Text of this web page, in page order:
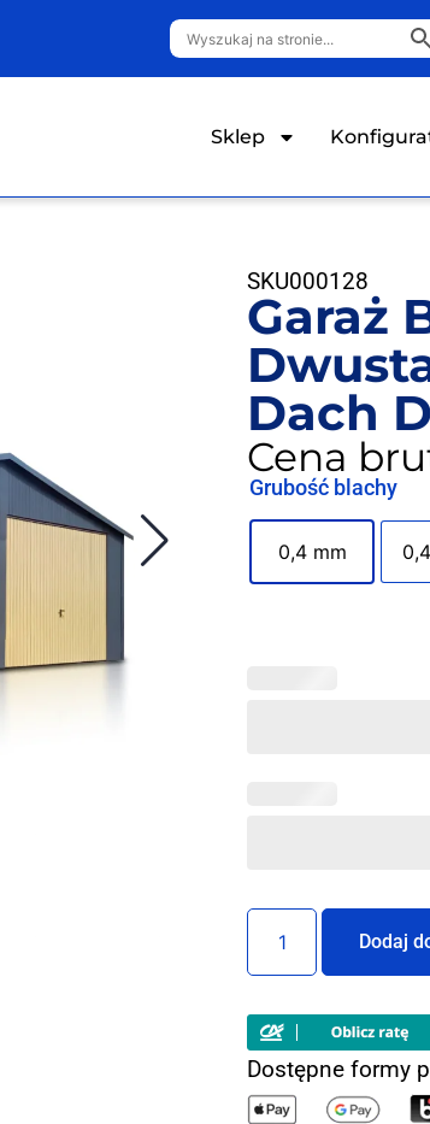
Sklep
SKU000128
Garaż
Dach
Cena
Grubość blachy
0,4 mm
Dodaj
Dostępne formy